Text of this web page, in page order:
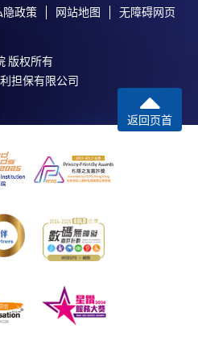
隐政策 网站地图 无障碍网页
版权所有
担保有限公司
返回页首